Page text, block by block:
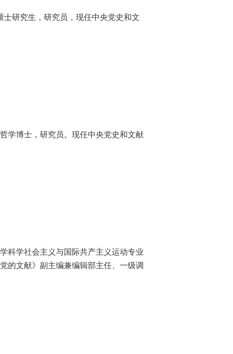
士研究生，研究员，现任中央党史和文
学博士，研究员。现任中央党史和文献
科学社会主义与国际共产主义运动专业
的文献》副主编兼编辑部主任、一级调